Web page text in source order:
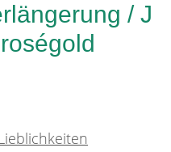
/ J